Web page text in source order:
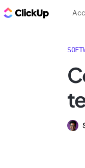
ClickUp